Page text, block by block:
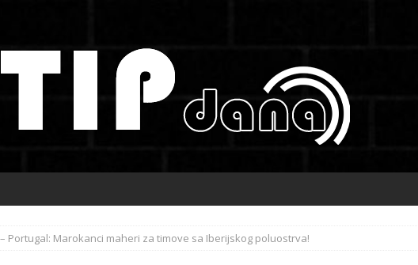
Portugal: Marokanci maheri za timove sa Iberijskog poluostrva!